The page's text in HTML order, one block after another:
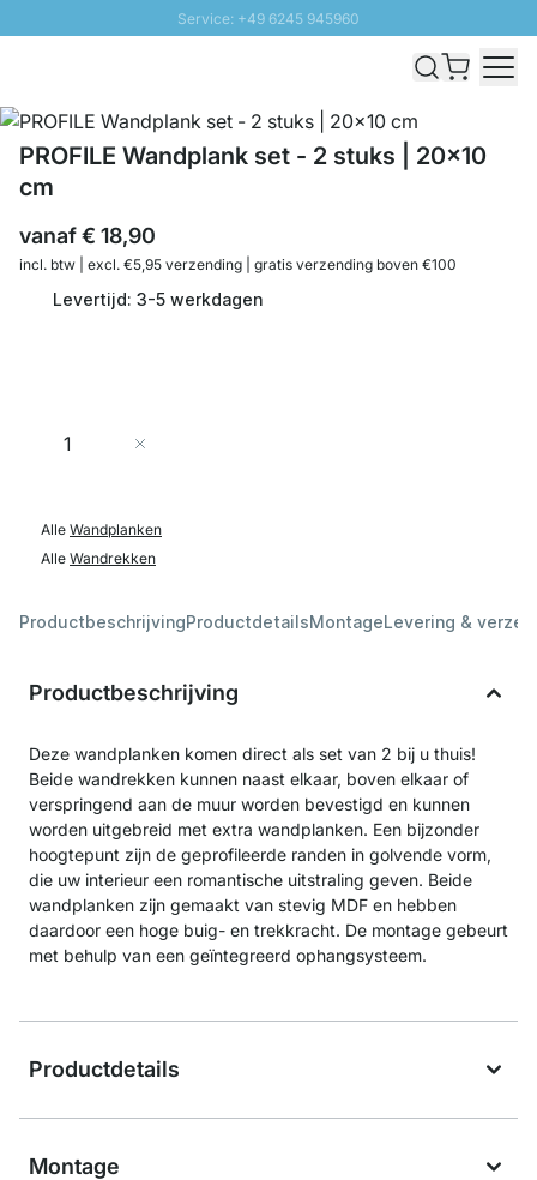
Service: +49 6245 945960
Snelle levering - Gratis verzending vanaf €100
SUNNY SALE: Tot 20% korting
PROFILE Wandplank set - 2 stuks | 20x10
cm
vanaf€ 18,90
incl. btw | excl. €5,95 verzending | gratis verzending boven €100
Levertijd: 3-5 werkdagen
Aantal
Alle Wandplanken
Alle Wandrekken
ProductbeschrijvingProductdetailsMontageLevering &
Productbeschrijving
Deze wandplanken komen direct als set van 2 bij u thuis!
Beide wandrekken kunnen naast elkaar, boven elkaar of
verspringend aan de muur worden bevestigd en kunnen
worden uitgebreid met extra wandplanken. Een bijzonder
hoogtepunt zijn de geprofileerde randen in golvende vorm,
die uw interieur een romantische uitstraling geven. Beide
wandplanken zijn gemaakt van stevig MDF en hebben
daardoor een hoge buig- en trekkracht. De montage gebeurt
met behulp van een geïntegreerd ophangsysteem.
Productdetails
Montage